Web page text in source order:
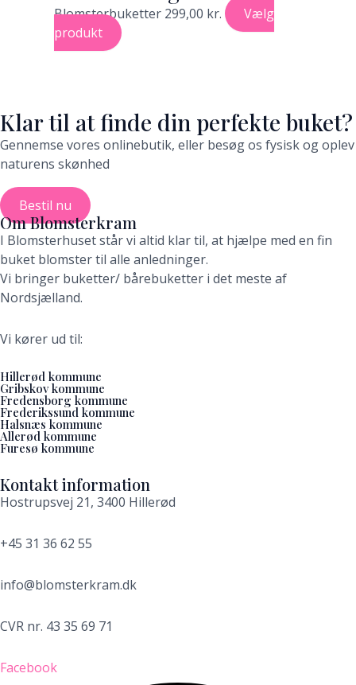
Blomsterbuketter 299,00 kr.
Vælg
produkt
Klar til at finde din perfekte buket?
Gennemse vores onlinebutik, eller besøg os fysisk og oplev
naturens skønhed
Bestil nu
Om Blomsterkram
I Blomsterhuset står vi altid klar til, at hjælpe med en fin
buket blomster til alle anledninger.
Vi bringer buketter/ bårebuketter i det meste af
Nordsjælland.
Vi kører ud til:
Hillerød kommune
Gribskov kommune
Fredensborg kommune
Frederikssund kommune
Halsnæs kommune
Allerød kommune
Furesø kommune
Kontakt information
Hostrupsvej 21, 3400 Hillerød
+45 31 36 62 55
info@blomsterkram.dk
CVR nr. 43 35 69 71
Facebook